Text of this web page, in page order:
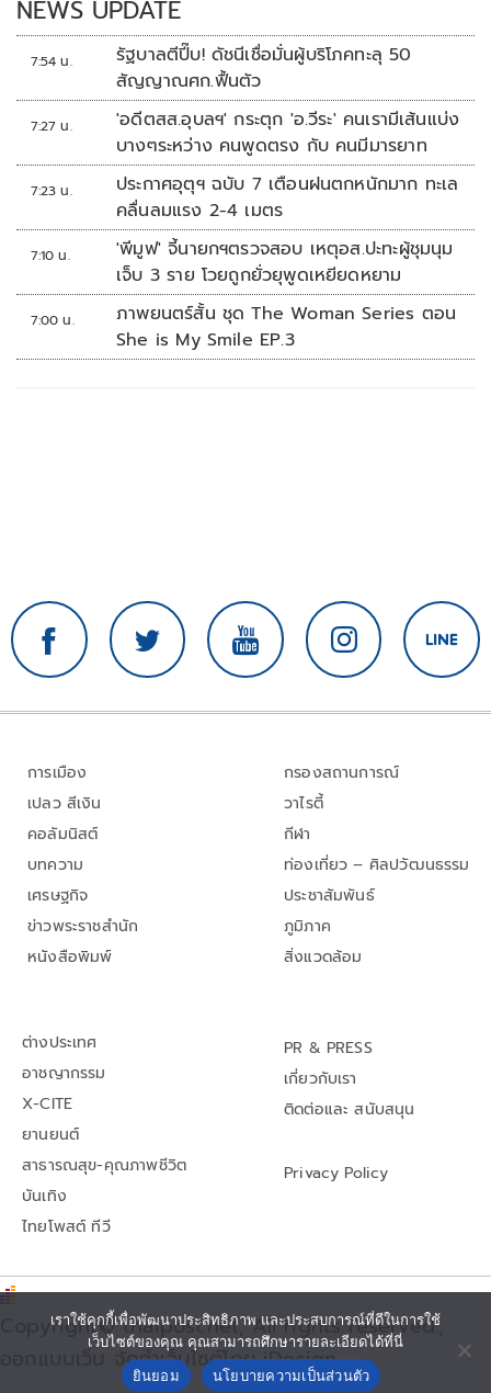
NEWS UPDATE
7:54 น.
รัฐบาลตีปี๊บ! ดัชนีเชื่อมั่นผู้บริโภคทะลุ 50
สัญญาณศก.ฟื้นตัว
7:27 น.
'อดีตสส.อุบลฯ' กระตุก 'อ.วีระ' คนเรามีเส้นแบ่ง
บางๆระหว่าง คนพูดตรง กับ คนมีมารยาท
7:23 น.
ประกาศอุตุฯ ฉบับ 7 เตือนฝนตกหนักมาก ทะเล
คลื่นลมแรง 2-4 เมตร
7:10 น.
'พีมูฟ' จี้นายกฯตรวจสอบ เหตุอส.ปะทะผู้ชุมนุม
เจ็บ 3 ราย โวยถูกยั่วยุพูดเหยียดหยาม
7:00 น.
ภาพยนตร์สั้น ชุด The Woman Series ตอน
She is My Smile EP.3
การเมือง
เปลว สีเงิน
คอลัมนิสต์
บทความ
เศรษฐกิจ
ข่าวพระราชสำนัก
หนังสือพิมพ์
กรองสถานการณ์
วาไรตี้
กีฬา
ท่องเที่ยว – ศิลปวัฒนธรรม
ประชาสัมพันธ์
ภูมิภาค
สิ่งแวดล้อม
ต่างประเทศ
อาชญากรรม
X-CITE
ยานยนต์
สาธารณสุข-คุณภาพชีวิต
บันเทิง
ไทยโพสต์ ทีวี
PR & PRESS
เกี่ยวกับเรา
ติดต่อและ สนับสนุน
Privacy Policy
Copyright© thaipost.net, All rights reserved.,
ออกแบบเว็บ จัดทำเว็บไซต์โดย iDesign
เราใช้คุกกี้เพื่อพัฒนาประสิทธิภาพ และประสบการณ์ที่ดีในการใช้
เว็บไซต์ของคุณ คุณสามารถศึกษารายละเอียดได้ที่นี่
ยินยอม
นโยบายความเป็นส่วนตัว